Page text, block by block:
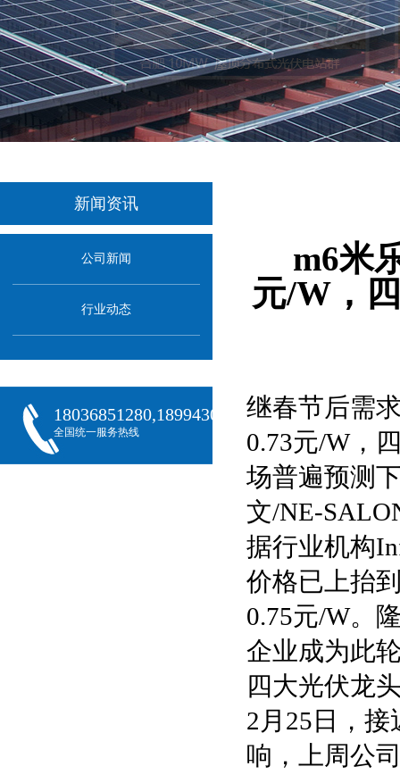
新闻资讯
公司新闻
行业动态
18036851280,18994301288,18068407382
全国统一服务热线
m6米
元/W，
继春节后需
0.73元/W，
场普遍预测
文/NE-
据行业机构
价格已上抬
0.75元/W。
企业成为此
四大光伏龙
2月25日，
响，上周公